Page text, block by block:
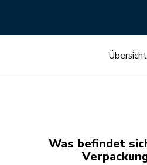
Übersicht
Was befindet